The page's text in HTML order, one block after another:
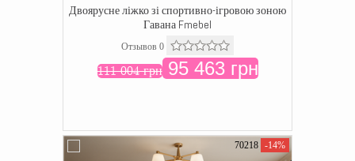
Двоярусне ліжко зі спортивно-ігровою зоною
Гавана Fmebel
Отзывов 0
111 004 грн95 463 грн
70218 -14%